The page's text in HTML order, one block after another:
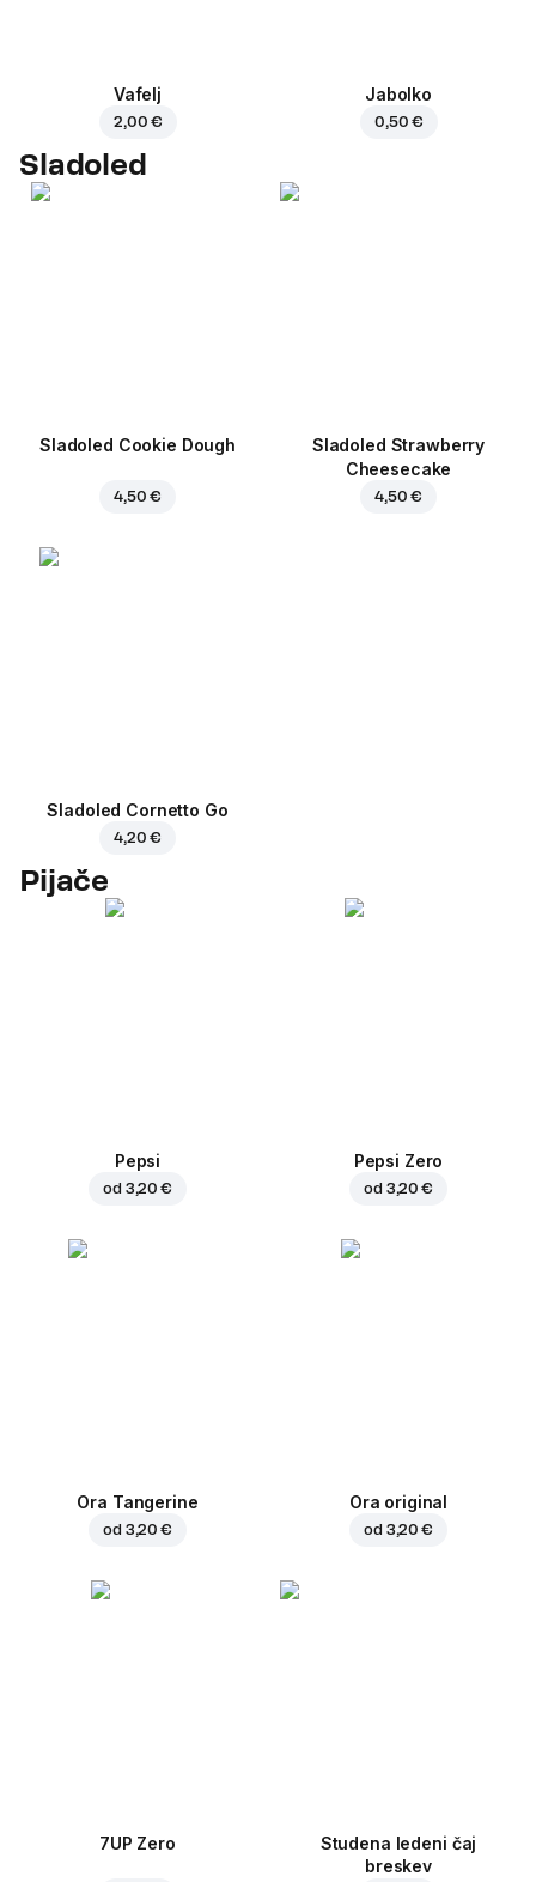
Vafelj
2,00 €
Jabolko
0,50 €
Sladoled
Sladoled Cookie Dough
4,50 €
Sladoled Strawberry
Cheesecake
4,50 €
Sladoled Cornetto Go
4,20 €
Pijače
Pepsi
od 3,20 €
Pepsi Zero
od 3,20 €
Ora Tangerine
od 3,20 €
Ora original
od 3,20 €
7UP Zero
Studena ledeni čaj
breskev